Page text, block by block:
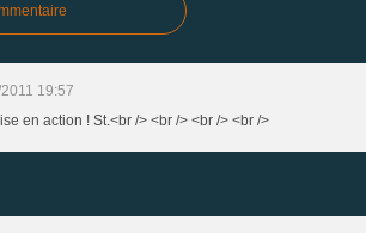
19:57
en action ! St.<br /> <br /> <br /> <br />